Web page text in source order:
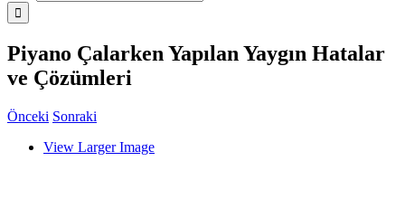
Piyano Çalarken Yapılan Yaygın Hatalar
ve Çözümleri
Önceki Sonraki
View Larger Image